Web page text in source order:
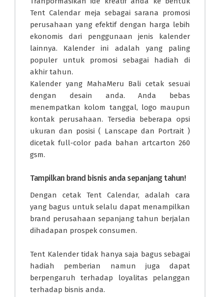
Tent Calendar meja sebagai sarana promosi
perusahaan yang efektif dengan harga lebih
ekonomis dari penggunaan jenis kalender
lainnya. Kalender ini adalah yang paling
populer untuk promosi sebagai hadiah di
akhir tahun.
Kalender yang MahaMeru Bali cetak sesuai
dengan desain anda. Anda bebas
menempatkan kolom tanggal, logo maupun
kontak perusahaan. Tersedia beberapa opsi
ukuran dan posisi ( Lanscape dan Portrait )
dicetak full-color pada bahan artcarton 260
gsm.
Tampilkan brand bisnis anda sepanjang tahun!
Dengan cetak Tent Calendar, adalah cara
yang bagus untuk selalu dapat menampilkan
brand perusahaan sepanjang tahun berjalan
dihadapan prospek consumen.
Tent Kalender tidak hanya saja bagus sebagai
hadiah pemberian namun juga dapat
berpengaruh terhadap loyalitas pelanggan
terhadap bisnis anda.